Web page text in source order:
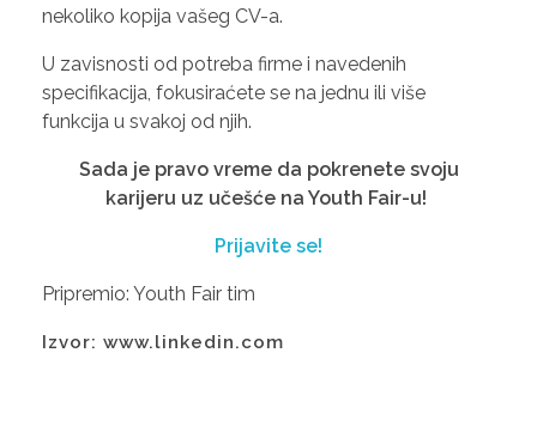
nekoliko kopija vašeg CV-a.
U zavisnosti od potreba firme i navedenih
specifikacija, fokusiraćete se na jednu ili više
funkcija u svakoj od njih.
Sada je pravo vreme da pokrenete svoju
karijeru uz učešće na Youth Fair-u!
Prijavite se!
Pripremio: Youth Fair tim
Izvor: www.linkedin.com